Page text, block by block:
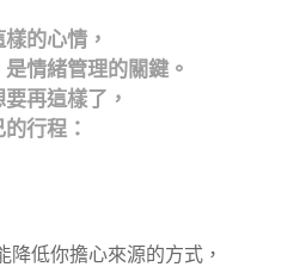
的心情，
情緒管理的關鍵。
再這樣了，
行程：
降低你擔心來源的方式，